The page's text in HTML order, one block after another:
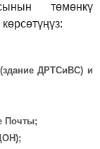
төмөнкү
ДРТСиВС) и
Почты;